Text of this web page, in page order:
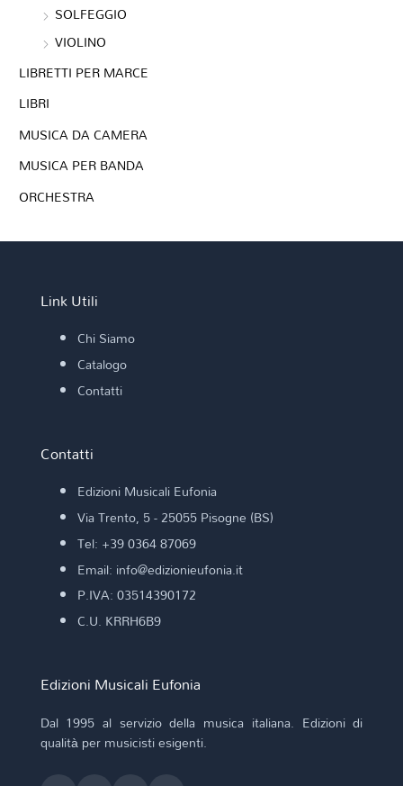
SOLFEGGIO
VIOLINO
LIBRETTI PER MARCE
LIBRI
MUSICA DA CAMERA
MUSICA PER BANDA
ORCHESTRA
Link Utili
Chi Siamo
Catalogo
Contatti
Contatti
Edizioni Musicali Eufonia
Via Trento, 5 - 25055 Pisogne (BS)
Tel: +39 0364 87069
Email: info@edizionieufonia.it
P.IVA: 03514390172
C.U. KRRH6B9
Edizioni Musicali Eufonia
Dal 1995 al servizio della musica italiana. Edizioni di
qualità per musicisti esigenti.